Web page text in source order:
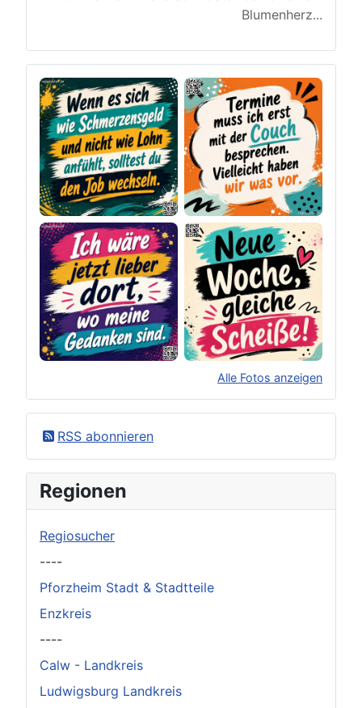
Blumenherz...
Alle Fotos anzeigen
RSS abonnieren
Regionen
Regiosucher
----
Pforzheim Stadt & Stadtteile
Enzkreis
----
Calw - Landkreis
Ludwigsburg Landkreis